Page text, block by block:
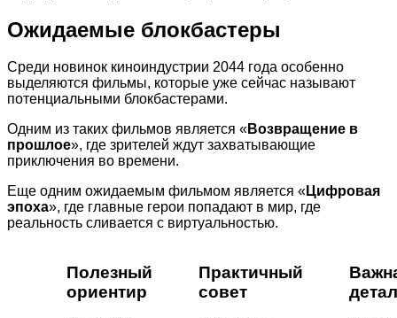
Ожидаемые блокбастеры
Среди новинок киноиндустрии 2044 года особенно
выделяются фильмы, которые уже сейчас называют
потенциальными блокбастерами.
Одним из таких фильмов является «Возвращение в
прошлое», где зрителей ждут захватывающие
приключения во времени.
Еще одним ожидаемым фильмом является «Цифровая
эпоха», где главные герои попадают в мир, где
реальность сливается с виртуальностью.
Полезный
ориентир
Практичный
совет